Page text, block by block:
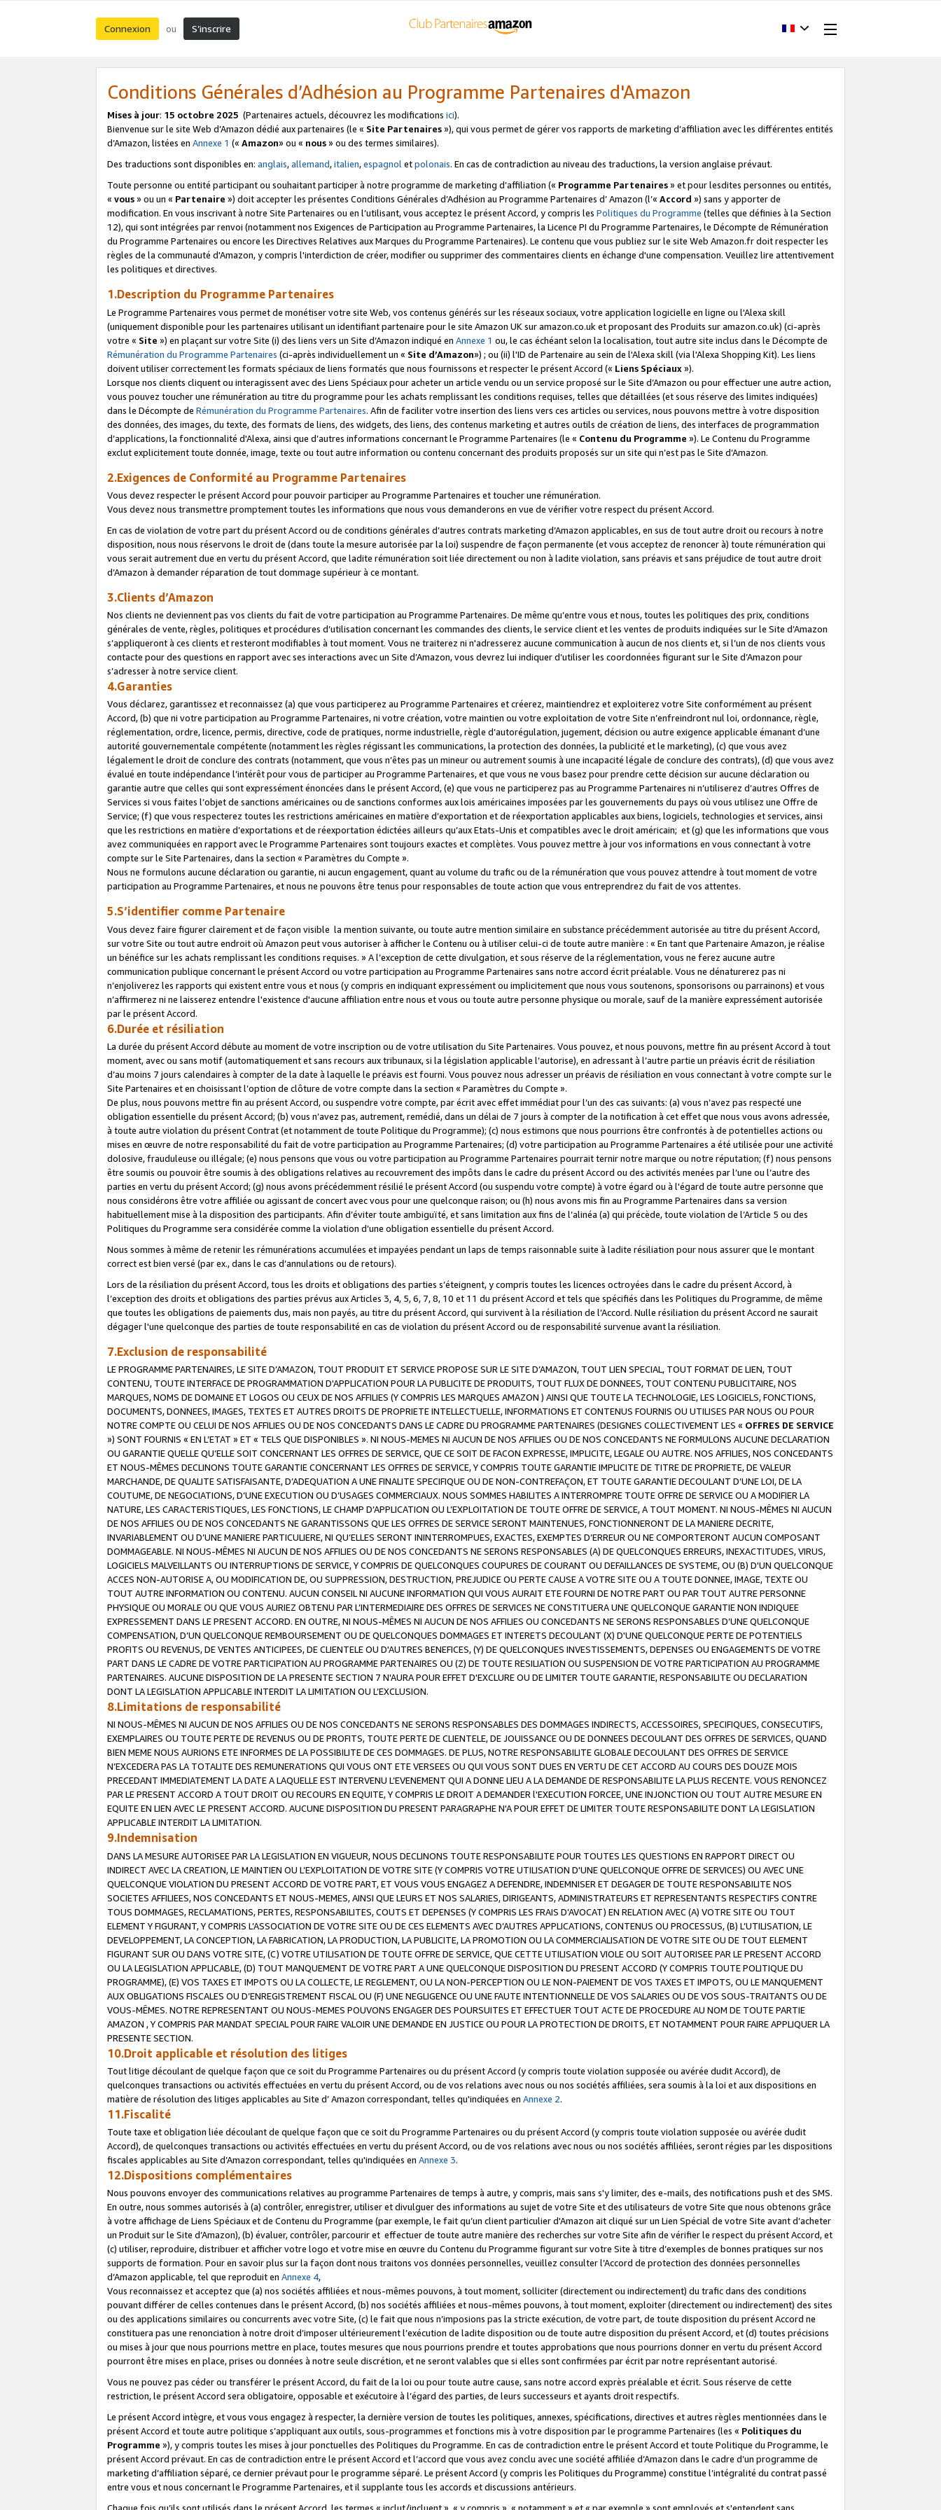
Connexion ou S’inscrire
Conditions Générales d’Adhésion au Programme Partenaires d'Amazon
Mises à jour: 15 octobre 2025 (Partenaires actuels, découvrez les modifications ici).
Bienvenue sur le site Web d’Amazon dédié aux partenaires (le « Site Partenaires»), qui vous permet de gérer vos rapports de marketing d’affiliation avec les différentes entités
d’Amazon, listées en Annexe 1 (« Amazon» ou « nous» ou des termes similaires).
Des traductions sont disponibles en: anglais,allemand,italien,espagnoletpolonais. En cas de contradiction au niveau des traductions, la version anglaise prévaut.
Toute personne ou entité participant ou souhaitant participer à notre programme de marketing d’affiliation (« Programme Partenaires» et pour lesdites personnes ou entités,
« vous» ou un « Partenaire ») doit accepter les présentes Conditions Générales d’Adhésion au Programme Partenaires d’ Amazon (l’« Accord ») sans y apporter de
modification. En vous inscrivant à notre Site Partenaires ou en l’utilisant, vous acceptez le présent Accord, y compris les Politiques du Programme (telles que définies à la Section
12), qui sont intégrées par renvoi (notamment nos Exigences de Participation au Programme Partenaires, la Licence PI du Programme Partenaires, le Décompte de Rémunération
du Programme Partenaires ou encore les Directives Relatives aux Marques du Programme Partenaires). Le contenu que vous publiez sur le site Web Amazon.fr doit respecter les
règles de la communauté d'Amazon, y compris l'interdiction de créer, modifier ou supprimer des commentaires clients en échange d'une compensation. Veuillez lire attentivement
les politiques et directives.
1.Description du Programme Partenaires
Le Programme Partenaires vous permet de monétiser votre site Web, vos contenus générés sur les réseaux sociaux, votre application logicielle en ligne ou l'Alexa skill
(uniquement disponible pour les partenaires utilisant un identifiant partenaire pour le site Amazon UK sur amazon.co.uk et proposant des Produits sur amazon.co.uk) (ci-après
votre « Site ») en plaçant sur votre Site (i) des liens vers un Site d’Amazon indiqué en Annexe 1 ou, le cas échéant selon la localisation, tout autre site inclus dans le Décompte de
Rémunération du Programme Partenaires (ci-après individuellement un « Site d’Amazon») ; ou (ii) l'ID de Partenaire au sein de l'Alexa skill (via l'Alexa Shopping Kit). Les liens
doivent utiliser correctement les formats spéciaux de liens formatés que nous fournissons et respecter le présent Accord (« Liens Spéciaux»).
Lorsque nos clients cliquent ou interagissent avec des Liens Spéciaux pour acheter un article vendu ou un service proposé sur le Site d’Amazon ou pour effectuer une autre action,
vous pouvez toucher une rémunération au titre du programme pour les achats remplissant les conditions requises, telles que détaillées (et sous réserve des limites indiquées)
dans le Décompte de Rémunération du Programme Partenaires. Afin de faciliter votre insertion des liens vers ces articles ou services, nous pouvons mettre à votre disposition
des données, des images, du texte, des formats de liens, des widgets, des liens, des contenus marketing et autres outils de création de liens, des interfaces de programmation
d’applications, la fonctionnalité d'Alexa, ainsi que d’autres informations concernant le Programme Partenaires (le « Contenu du Programme »). Le Contenu du Programme
exclut explicitement toute donnée, image, texte ou tout autre information ou contenu concernant des produits proposés sur un site qui n’est pas le Site d’Amazon.
2.Exigences de Conformité au Programme Partenaires
Vous devez respecter le présent Accord pour pouvoir participer au Programme Partenaires et toucher une rémunération.
Vous devez nous transmettre promptement toutes les informations que nous vous demanderons en vue de vérifier votre respect du présent Accord.
En cas de violation de votre part du présent Accord ou de conditions générales d’autres contrats marketing d’Amazon applicables, en sus de tout autre droit ou recours à notre
disposition, nous nous réservons le droit de (dans toute la mesure autorisée par la loi) suspendre de façon permanente (et vous acceptez de renoncer à) toute rémunération qui
vous serait autrement due en vertu du présent Accord, que ladite rémunération soit liée directement ou non à ladite violation, sans préavis et sans préjudice de tout autre droit
d’Amazon à demander réparation de tout dommage supérieur à ce montant.
3.Clients d’Amazon
Nos clients ne deviennent pas vos clients du fait de votre participation au Programme Partenaires. De même qu’entre vous et nous, toutes les politiques des prix, conditions
générales de vente, règles, politiques et procédures d’utilisation concernant les commandes des clients, le service client et les ventes de produits indiquées sur le Site d’Amazon
s’appliqueront à ces clients et resteront modifiables à tout moment. Vous ne traiterez ni n'adresserez aucune communication à aucun de nos clients et, si l’un de nos clients vous
contacte pour des questions en rapport avec ses interactions avec un Site d’Amazon, vous devrez lui indiquer d’utiliser les coordonnées figurant sur le Site d’Amazon pour
s’adresser à notre service client.
4.Garanties
Vous déclarez, garantissez et reconnaissez (a) que vous participerez au Programme Partenaires et créerez, maintiendrez et exploiterez votre Site conformément au présent
Accord, (b) que ni votre participation au Programme Partenaires, ni votre création, votre maintien ou votre exploitation de votre Site n’enfreindront nul loi, ordonnance, règle,
réglementation, ordre, licence, permis, directive, code de pratiques, norme industrielle, règle d’autorégulation, jugement, décision ou autre exigence applicable émanant d’une
autorité gouvernementale compétente (notamment les règles régissant les communications, la protection des données, la publicité et le marketing), (c) que vous avez
légalement le droit de conclure des contrats (notamment, que vous n’êtes pas un mineur ou autrement soumis à une incapacité légale de conclure des contrats), (d) que vous avez
évalué en toute indépendance l’intérêt pour vous de participer au Programme Partenaires, et que vous ne vous basez pour prendre cette décision sur aucune déclaration ou
garantie autre que celles qui sont expressément énoncées dans le présent Accord, (e) que vous ne participerez pas au Programme Partenaires ni n’utiliserez d’autres Offres de
Services si vous faites l’objet de sanctions américaines ou de sanctions conformes aux lois américaines imposées par les gouvernements du pays où vous utilisez une Offre de
Service; (f) que vous respecterez toutes les restrictions américaines en matière d’exportation et de réexportation applicables aux biens, logiciels, technologies et services, ainsi
que les restrictions en matière d’exportations et de réexportation édictées ailleurs qu’aux Etats-Unis et compatibles avec le droit américain; et (g) que les informations que vous
avez communiquées en rapport avec le Programme Partenaires sont toujours exactes et complètes. Vous pouvez mettre à jour vos informations en vous connectant à votre
compte sur le Site Partenaires, dans la section « Paramètres du Compte ».
Nous ne formulons aucune déclaration ou garantie, ni aucun engagement, quant au volume du trafic ou de la rémunération que vous pouvez attendre à tout moment de votre
participation au Programme Partenaires, et nous ne pouvons être tenus pour responsables de toute action que vous entreprendrez du fait de vos attentes.
5.S’identifier comme Partenaire
Vous devez faire figurer clairement et de façon visible la mention suivante, ou toute autre mention similaire en substance précédemment autorisée au titre du présent Accord,
sur votre Site ou tout autre endroit où Amazon peut vous autoriser à afficher le Contenu ou à utiliser celui-ci de toute autre manière : « En tant que Partenaire Amazon, je réalise
un bénéfice sur les achats remplissant les conditions requises. » A l’exception de cette divulgation, et sous réserve de la réglementation, vous ne ferez aucune autre
communication publique concernant le présent Accord ou votre participation au Programme Partenaires sans notre accord écrit préalable. Vous ne dénaturerez pas ni
n’enjoliverez les rapports qui existent entre vous et nous (y compris en indiquant expressément ou implicitement que nous vous soutenons, sponsorisons ou parrainons) et vous
n’affirmerez ni ne laisserez entendre l'existence d'aucune affiliation entre nous et vous ou toute autre personne physique ou morale, sauf de la manière expressément autorisée
par le présent Accord.
6.Durée et résiliation
La durée du présent Accord débute au moment de votre inscription ou de votre utilisation du Site Partenaires. Vous pouvez, et nous pouvons, mettre fin au présent Accord à tout
moment, avec ou sans motif (automatiquement et sans recours aux tribunaux, si la législation applicable l’autorise), en adressant à l’autre partie un préavis écrit de résiliation
d’au moins 7 jours calendaires à compter de la date à laquelle le préavis est fourni. Vous pouvez nous adresser un préavis de résiliation en vous connectant à votre compte sur le
Site Partenaires et en choisissant l’option de clôture de votre compte dans la section « Paramètres du Compte ».
De plus, nous pouvons mettre fin au présent Accord, ou suspendre votre compte, par écrit avec effet immédiat pour l’un des cas suivants: (a) vous n’avez pas respecté une
obligation essentielle du présent Accord; (b) vous n’avez pas, autrement, remédié, dans un délai de 7 jours à compter de la notification à cet effet que nous vous avons adressée,
à toute autre violation du présent Contrat (et notamment de toute Politique du Programme); (c) nous estimons que nous pourrions être confrontés à de potentielles actions ou
mises en œuvre de notre responsabilité du fait de votre participation au Programme Partenaires; (d) votre participation au Programme Partenaires a été utilisée pour une activité
dolosive, frauduleuse ou illégale; (e) nous pensons que vous ou votre participation au Programme Partenaires pourrait ternir notre marque ou notre réputation; (f) nous pensons
être soumis ou pouvoir être soumis à des obligations relatives au recouvrement des impôts dans le cadre du présent Accord ou des activités menées par l’une ou l’autre des
parties en vertu du présent Accord; (g) nous avons précédemment résilié le présent Accord (ou suspendu votre compte) à votre égard ou à l'égard de toute autre personne que
nous considérons être votre affiliée ou agissant de concert avec vous pour une quelconque raison; ou (h) nous avons mis fin au Programme Partenaires dans sa version
habituellement mise à la disposition des participants. Afin d’éviter toute ambiguïté, et sans limitation aux fins de l’alinéa (a) qui précède, toute violation de l’Article 5 ou des
Politiques du Programme sera considérée comme la violation d’une obligation essentielle du présent Accord.
Nous sommes à même de retenir les rémunérations accumulées et impayées pendant un laps de temps raisonnable suite à ladite résiliation pour nous assurer que le montant
correct est bien versé (par ex., dans le cas d’annulations ou de retours).
Lors de la résiliation du présent Accord, tous les droits et obligations des parties s’éteignent, y compris toutes les licences octroyées dans le cadre du présent Accord, à
l’exception des droits et obligations des parties prévus aux Articles 3, 4, 5, 6, 7, 8, 10 et 11 du présent Accord et tels que spécifiés dans les Politiques du Programme, de même
que toutes les obligations de paiements dus, mais non payés, au titre du présent Accord, qui survivent à la résiliation de l’Accord. Nulle résiliation du présent Accord ne saurait
dégager l'une quelconque des parties de toute responsabilité en cas de violation du présent Accord ou de responsabilité survenue avant la résiliation.
7.Exclusion de responsabilité
LE PROGRAMME PARTENAIRES, LE SITE D’AMAZON, TOUT PRODUIT ET SERVICE PROPOSE SUR LE SITE D’AMAZON, TOUT LIEN SPECIAL, TOUT FORMAT DE LIEN, TOUT
CONTENU, TOUTE INTERFACE DE PROGRAMMATION D'APPLICATION POUR LA PUBLICITE DE PRODUITS, TOUT FLUX DE DONNEES, TOUT CONTENU PUBLICITAIRE, NOS
MARQUES, NOMS DE DOMAINE ET LOGOS OU CEUX DE NOS AFFILIES (Y COMPRIS LES MARQUES AMAZON ) AINSI QUE TOUTE LA TECHNOLOGIE, LES LOGICIELS, FONCTIONS,
DOCUMENTS, DONNEES, IMAGES, TEXTES ET AUTRES DROITS DE PROPRIETE INTELLECTUELLE, INFORMATIONS ET CONTENUS FOURNIS OU UTILISES PAR NOUS OU POUR
NOTRE COMPTE OU CELUI DE NOS AFFILIES OU DE NOS CONCEDANTS DANS LE CADRE DU PROGRAMME PARTENAIRES (DESIGNES COLLECTIVEMENT LES « OFFRES DE SERVICE
») SONT FOURNIS « EN L’ETAT » ET « TELS QUE DISPONIBLES ». NI NOUS-MEMES NI AUCUN DE NOS AFFILIES OU DE NOS CONCEDANTS NE FORMULONS AUCUNE DECLARATION
OU GARANTIE QUELLE QU’ELLE SOIT CONCERNANT LES OFFRES DE SERVICE, QUE CE SOIT DE FACON EXPRESSE, IMPLICITE, LEGALE OU AUTRE. NOS AFFILIES, NOS CONCEDANTS
ET NOUS-MÊMES DECLINONS TOUTE GARANTIE CONCERNANT LES OFFRES DE SERVICE, Y COMPRIS TOUTE GARANTIE IMPLICITE DE TITRE DE PROPRIETE, DE VALEUR
MARCHANDE, DE QUALITE SATISFAISANTE, D’ADEQUATION A UNE FINALITE SPECIFIQUE OU DE NON-CONTREFAÇON, ET TOUTE GARANTIE DECOULANT D’UNE LOI, DE LA
COUTUME, DE NEGOCIATIONS, D’UNE EXECUTION OU D’USAGES COMMERCIAUX. NOUS SOMMES HABILITES A INTERROMPRE TOUTE OFFRE DE SERVICE OU A MODIFIER LA
NATURE, LES CARACTERISTIQUES, LES FONCTIONS, LE CHAMP D’APPLICATION OU L’EXPLOITATION DE TOUTE OFFRE DE SERVICE, A TOUT MOMENT. NI NOUS-MÊMES NI AUCUN
DE NOS AFFILIES OU DE NOS CONCEDANTS NE GARANTISSONS QUE LES OFFRES DE SERVICE SERONT MAINTENUES, FONCTIONNERONT DE LA MANIERE DECRITE,
INVARIABLEMENT OU D’UNE MANIERE PARTICULIERE, NI QU’ELLES SERONT ININTERROMPUES, EXACTES, EXEMPTES D’ERREUR OU NE COMPORTERONT AUCUN COMPOSANT
DOMMAGEABLE. NI NOUS-MÊMES NI AUCUN DE NOS AFFILIES OU DE NOS CONCEDANTS NE SERONS RESPONSABLES (A) DE QUELCONQUES ERREURS, INEXACTITUDES, VIRUS,
LOGICIELS MALVEILLANTS OU INTERRUPTIONS DE SERVICE, Y COMPRIS DE QUELCONQUES COUPURES DE COURANT OU DEFAILLANCES DE SYSTEME, OU (B) D'UN QUELCONQUE
ACCES NON-AUTORISE A, OU MODIFICATION DE, OU SUPPRESSION, DESTRUCTION, PREJUDICE OU PERTE CAUSE A VOTRE SITE OU A TOUTE DONNEE, IMAGE, TEXTE OU
TOUT AUTRE INFORMATION OU CONTENU. AUCUN CONSEIL NI AUCUNE INFORMATION QUI VOUS AURAIT ETE FOURNI DE NOTRE PART OU PAR TOUT AUTRE PERSONNE
PHYSIQUE OU MORALE OU QUE VOUS AURIEZ OBTENU PAR L’INTERMEDIAIRE DES OFFRES DE SERVICES NE CONSTITUERA UNE QUELCONQUE GARANTIE NON INDIQUEE
EXPRESSEMENT DANS LE PRESENT ACCORD. EN OUTRE, NI NOUS-MÊMES NI AUCUN DE NOS AFFILIES OU CONCEDANTS NE SERONS RESPONSABLES D’UNE QUELCONQUE
COMPENSATION, D’UN QUELCONQUE REMBOURSEMENT OU DE QUELCONQUES DOMMAGES ET INTERETS DECOULANT (X) D'UNE QUELCONQUE PERTE DE POTENTIELS
PROFITS OU REVENUS, DE VENTES ANTICIPEES, DE CLIENTELE OU D'AUTRES BENEFICES, (Y) DE QUELCONQUES INVESTISSEMENTS, DEPENSES OU ENGAGEMENTS DE VOTRE
PART DANS LE CADRE DE VOTRE PARTICIPATION AU PROGRAMME PARTENAIRES OU (Z) DE TOUTE RESILIATION OU SUSPENSION DE VOTRE PARTICIPATION AU PROGRAMME
PARTENAIRES. AUCUNE DISPOSITION DE LA PRESENTE SECTION 7 N'AURA POUR EFFET D'EXCLURE OU DE LIMITER TOUTE GARANTIE, RESPONSABILITE OU DECLARATION
DONT LA LEGISLATION APPLICABLE INTERDIT LA LIMITATION OU L’EXCLUSION.
8.Limitations de responsabilité
NI NOUS-MÊMES NI AUCUN DE NOS AFFILIES OU DE NOS CONCEDANTS NE SERONS RESPONSABLES DES DOMMAGES INDIRECTS, ACCESSOIRES, SPECIFIQUES, CONSECUTIFS,
EXEMPLAIRES OU TOUTE PERTE DE REVENUS OU DE PROFITS, TOUTE PERTE DE CLIENTELE, DE JOUISSANCE OU DE DONNEES DECOULANT DES OFFRES DE SERVICES, QUAND
BIEN MEME NOUS AURIONS ETE INFORMES DE LA POSSIBILITE DE CES DOMMAGES. DE PLUS, NOTRE RESPONSABILITE GLOBALE DECOULANT DES OFFRES DE SERVICE
N’EXCEDERA PAS LA TOTALITE DES REMUNERATIONS QUI VOUS ONT ETE VERSEES OU QUI VOUS SONT DUES EN VERTU DE CET ACCORD AU COURS DES DOUZE MOIS
PRECEDANT IMMEDIATEMENT LA DATE A LAQUELLE EST INTERVENU L’EVENEMENT QUI A DONNE LIEU A LA DEMANDE DE RESPONSABILITE LA PLUS RECENTE. VOUS RENONCEZ
PAR LE PRESENT ACCORD A TOUT DROIT OU RECOURS EN EQUITE, Y COMPRIS LE DROIT A DEMANDER l'EXECUTION FORCEE, UNE INJONCTION OU TOUT AUTRE MESURE EN
EQUITE EN LIEN AVEC LE PRESENT ACCORD. AUCUNE DISPOSITION DU PRESENT PARAGRAPHE N'A POUR EFFET DE LIMITER TOUTE RESPONSABILITE DONT LA LEGISLATION
APPLICABLE INTERDIT LA LIMITATION.
9.Indemnisation
DANS LA MESURE AUTORISEE PAR LA LEGISLATION EN VIGUEUR, NOUS DECLINONS TOUTE RESPONSABILITE POUR TOUTES LES QUESTIONS EN RAPPORT DIRECT OU
INDIRECT AVEC LA CREATION, LE MAINTIEN OU L’EXPLOITATION DE VOTRE SITE (Y COMPRIS VOTRE UTILISATION D'UNE QUELCONQUE OFFRE DE SERVICES) OU AVEC UNE
QUELCONQUE VIOLATION DU PRESENT ACCORD DE VOTRE PART, ET VOUS VOUS ENGAGEZ A DEFENDRE, INDEMNISER ET DEGAGER DE TOUTE RESPONSABILITE NOS
SOCIETES AFFILIEES, NOS CONCEDANTS ET NOUS-MEMES, AINSI QUE LEURS ET NOS SALARIES, DIRIGEANTS, ADMINISTRATEURS ET REPRESENTANTS RESPECTIFS CONTRE
TOUS DOMMAGES, RECLAMATIONS, PERTES, RESPONSABILITES, COUTS ET DEPENSES (Y COMPRIS LES FRAIS D’AVOCAT) EN RELATION AVEC (A) VOTRE SITE OU TOUT
ELEMENT Y FIGURANT, Y COMPRIS L’ASSOCIATION DE VOTRE SITE OU DE CES ELEMENTS AVEC D’AUTRES APPLICATIONS, CONTENUS OU PROCESSUS, (B) L’UTILISATION, LE
DEVELOPPEMENT, LA CONCEPTION, LA FABRICATION, LA PRODUCTION, LA PUBLICITE, LA PROMOTION OU LA COMMERCIALISATION DE VOTRE SITE OU DE TOUT ELEMENT
FIGURANT SUR OU DANS VOTRE SITE, (C) VOTRE UTILISATION DE TOUTE OFFRE DE SERVICE, QUE CETTE UTILISATION VIOLE OU SOIT AUTORISEE PAR LE PRESENT ACCORD
OU LA LEGISLATION APPLICABLE, (D) TOUT MANQUEMENT DE VOTRE PART A UNE QUELCONQUE DISPOSITION DU PRESENT ACCORD (Y COMPRIS TOUTE POLITIQUE DU
PROGRAMME), (E) VOS TAXES ET IMPOTS OU LA COLLECTE, LE REGLEMENT, OU LA NON-PERCEPTION OU LE NON-PAIEMENT DE VOS TAXES ET IMPOTS, OU LE MANQUEMENT
AUX OBLIGATIONS FISCALES OU D’ENREGISTREMENT FISCAL OU (F) UNE NEGLIGENCE OU UNE FAUTE INTENTIONNELLE DE VOS SALARIES OU DE VOS SOUS-TRAITANTS OU DE
VOUS-MÊMES. NOTRE REPRESENTANT OU NOUS-MEMES POUVONS ENGAGER DES POURSUITES ET EFFECTUER TOUT ACTE DE PROCEDURE AU NOM DE TOUTE PARTIE
AMAZON , Y COMPRIS PAR MANDAT SPECIAL POUR FAIRE VALOIR UNE DEMANDE EN JUSTICE OU POUR LA PROTECTION DE DROITS, ET NOTAMMENT POUR FAIRE APPLIQUER LA
PRESENTE SECTION.
10.Droit applicable et résolution des litiges
Tout litige découlant de quelque façon que ce soit du Programme Partenaires ou du présent Accord (y compris toute violation supposée ou avérée dudit Accord), de
quelconques transactions ou activités effectuées en vertu du présent Accord, ou de vos relations avec nous ou nos sociétés affiliées, sera soumis à la loi et aux dispositions en
matière de résolution des litiges applicables au Site d’ Amazon correspondant, telles qu'indiquées en Annexe 2.
11.Fiscalité
Toute taxe et obligation liée découlant de quelque façon que ce soit du Programme Partenaires ou du présent Accord (y compris toute violation supposée ou avérée dudit
Accord), de quelconques transactions ou activités effectuées en vertu du présent Accord, ou de vos relations avec nous ou nos sociétés affiliées, seront régies par les dispositions
fiscales applicables au Site d’Amazon correspondant, telles qu'indiquées en Annexe 3.
12.Dispositions complémentaires
Nous pouvons envoyer des communications relatives au programme Partenaires de temps à autre, y compris, mais sans s'y limiter, des e-mails, des notifications push et des SMS.
En outre, nous sommes autorisés à (a) contrôler, enregistrer, utiliser et divulguer des informations au sujet de votre Site et des utilisateurs de votre Site que nous obtenons grâce
à votre affichage de Liens Spéciaux et de Contenu du Programme (par exemple, le fait qu’un client particulier d'Amazon ait cliqué sur un Lien Spécial de votre Site avant d’acheter
un Produit sur le Site d’Amazon), (b) évaluer, contrôler, parcourir et effectuer de toute autre manière des recherches sur votre Site afin de vérifier le respect du présent Accord, et
(c) utiliser, reproduire, distribuer et afficher votre logo et votre mise en œuvre du Contenu du Programme figurant sur votre Site à titre d’exemples de bonnes pratiques sur nos
supports de formation. Pour en savoir plus sur la façon dont nous traitons vos données personnelles, veuillez consulter l’Accord de protection des données personnelles
d’Amazon applicable, tel que reproduit en Annexe 4,
Vous reconnaissez et acceptez que (a) nos sociétés affiliées et nous-mêmes pouvons, à tout moment, solliciter (directement ou indirectement) du trafic dans des conditions
pouvant différer de celles contenues dans le présent Accord, (b) nos sociétés affiliées et nous-mêmes pouvons, à tout moment, exploiter (directement ou indirectement) des sites
ou des applications similaires ou concurrents avec votre Site, (c) le fait que nous n’imposions pas la stricte exécution, de votre part, de toute disposition du présent Accord ne
constituera pas une renonciation à notre droit d’imposer ultérieurement l’exécution de ladite disposition ou de toute autre disposition du présent Accord, et (d) toutes précisions
ou mises à jour que nous pourrions mettre en place, toutes mesures que nous pourrions prendre et toutes approbations que nous pourrions donner en vertu du présent Accord
pourront être mises en place, prises ou données à notre seule discrétion, et ne seront valables que si elles sont confirmées par écrit par notre représentant autorisé.
Vous ne pouvez pas céder ou transférer le présent Accord, du fait de la loi ou pour toute autre cause, sans notre accord exprès préalable et écrit. Sous réserve de cette
restriction, le présent Accord sera obligatoire, opposable et exécutoire à l’égard des parties, de leurs successeurs et ayants droit respectifs.
Le présent Accord intègre, et vous vous engagez à respecter, la dernière version de toutes les politiques, annexes, spécifications, directives et autres règles mentionnées dans le
présent Accord et toute autre politique s’appliquant aux outils, sous-programmes et fonctions mis à votre disposition par le programme Partenaires (les « Politiques du
Programme »), y compris toutes les mises à jour ponctuelles des Politiques du Programme. En cas de contradiction entre le présent Accord et toute Politique du Programme, le
présent Accord prévaut. En cas de contradiction entre le présent Accord et l’accord que vous avez conclu avec une société affiliée d’Amazon dans le cadre d’un programme de
marketing d’affiliation séparé, ce dernier prévaut pour le programme séparé. Le présent Accord (y compris les Politiques du Programme) constitue l’intégralité du contrat passé
entre vous et nous concernant le Programme Partenaires, et il supplante tous les accords et discussions antérieurs.